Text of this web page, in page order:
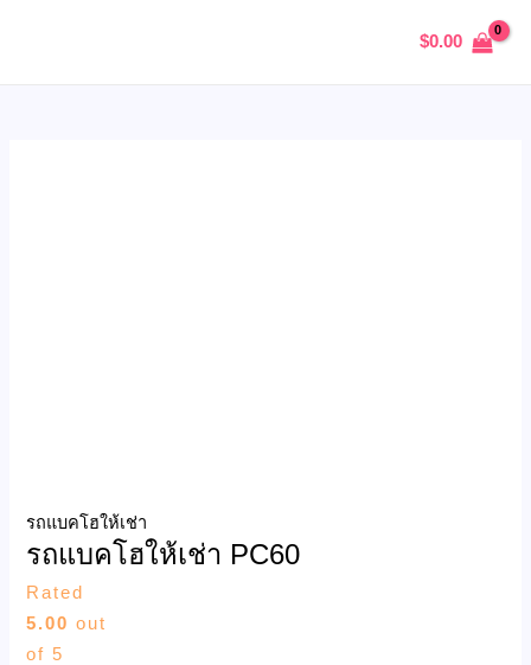
$0.00
รถแบคโฮให้เช่า
รถแบคโฮให้เช่า PC60
Rated
5.00 out
of 5